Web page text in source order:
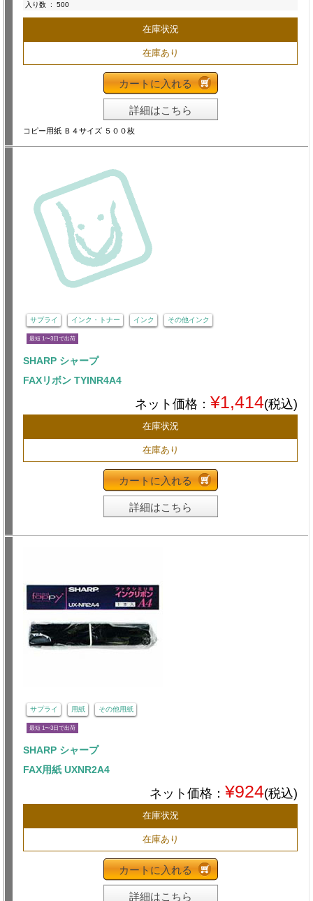
入り数 : 500
在庫状況
在庫あり
カートに入れる
詳細はこちら
コピー用紙 Ｂ４サイズ ５００枚
サプライ インク・トナー インク その他インク
最短 1〜3日で出荷
SHARP シャープ
FAXリボン TYINR4A4
ネット価格： ¥1,414(税込)
在庫状況
在庫あり
カートに入れる
詳細はこちら
サプライ 用紙 その他用紙
最短 1〜3日で出荷
SHARP シャープ
FAX用紙 UXNR2A4
ネット価格： ¥924(税込)
在庫状況
在庫あり
カートに入れる
詳細はこちら